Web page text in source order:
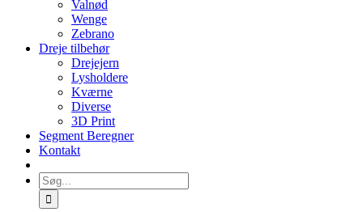
Valnød
Wenge
Zebrano
Dreje tilbehør
Drejejern
Lysholdere
Kværne
Diverse
3D Print
Segment Beregner
Kontakt
Søg
efter: